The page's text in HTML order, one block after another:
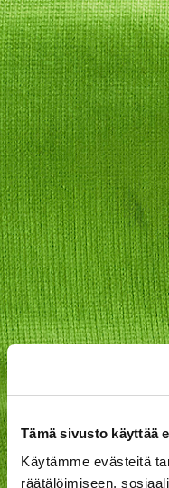
Tämä sivusto käyttää
Käytämme evästeitä
räätälöimiseen,